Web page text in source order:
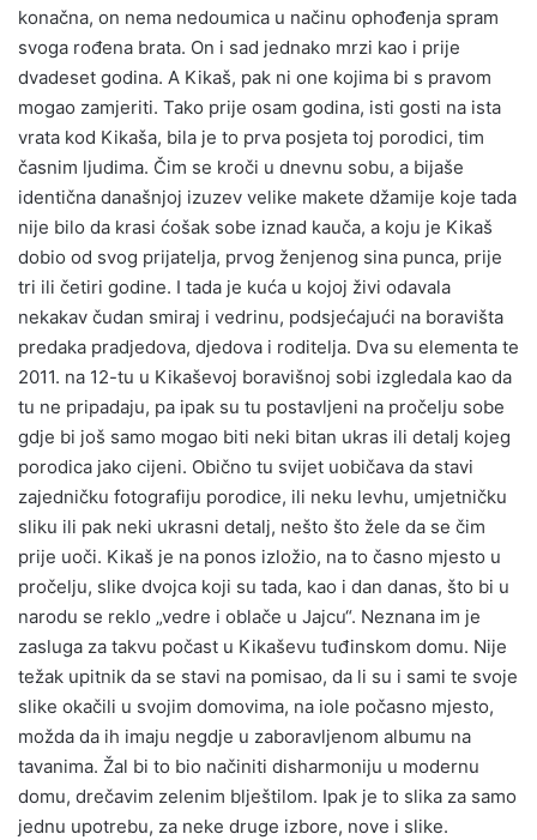
konačna, on nema nedoumica u načinu ophođenja spram
svoga rođena brata. On i sad jednako mrzi kao i prije
dvadeset godina. A Kikaš, pak ni one kojima bi s pravom
mogao zamjeriti. Tako prije osam godina, isti gosti na ista
vrata kod Kikaša, bila je to prva posjeta toj porodici, tim
časnim ljudima. Čim se kroči u dnevnu sobu, a bijaše
identična današnjoj izuzev velike makete džamije koje tada
nije bilo da krasi ćošak sobe iznad kauča, a koju je Kikaš
dobio od svog prijatelja, prvog ženjenog sina punca, prije
tri ili četiri godine. I tada je kuća u kojoj živi odavala
nekakav čudan smiraj i vedrinu, podsjećajući na boravišta
predaka pradjedova, djedova i roditelja. Dva su elementa te
2011. na 12-tu u Kikaševoj boravišnoj sobi izgledala kao da
tu ne pripadaju, pa ipak su tu postavljeni na pročelju sobe
gdje bi još samo mogao biti neki bitan ukras ili detalj kojeg
porodica jako cijeni. Obično tu svijet uobičava da stavi
zajedničku fotografiju porodice, ili neku levhu, umjetničku
sliku ili pak neki ukrasni detalj, nešto što žele da se čim
prije uoči. Kikaš je na ponos izložio, na to časno mjesto u
pročelju, slike dvojca koji su tada, kao i dan danas, što bi u
narodu se reklo „vedre i oblače u Jajcu“. Neznana im je
zasluga za takvu počast u Kikaševu tuđinskom domu. Nije
težak upitnik da se stavi na pomisao, da li su i sami te svoje
slike okačili u svojim domovima, na iole počasno mjesto,
možda da ih imaju negdje u zaboravljenom albumu na
tavanima. Žal bi to bio načiniti disharmoniju u modernu
domu, drečavim zelenim blještilom. Ipak je to slika za samo
jednu upotrebu, za neke druge izbore, nove i slike.